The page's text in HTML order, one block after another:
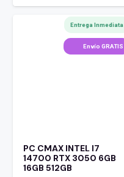
Entrega Inmediata
Envío GRATIS
PC CMAX INTEL I7
14700 RTX 3050 6GB
16GB 512GB